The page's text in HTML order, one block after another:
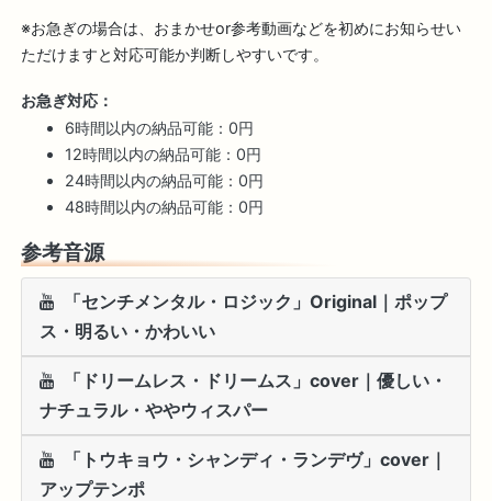
※お急ぎの場合は、おまかせor参考動画などを初めにお知らせい
ただけますと対応可能か判断しやすいです。
お急ぎ対応：
6時間以内の納品可能：0円
12時間以内の納品可能：0円
24時間以内の納品可能：0円
48時間以内の納品可能：0円
参考音源
「センチメンタル・ロジック」Original｜ポップ
ス・明るい・かわいい
「ドリームレス・ドリームス」cover｜優しい・
ナチュラル・ややウィスパー
「トウキョウ・シャンディ・ランデヴ」cover｜
アップテンポ